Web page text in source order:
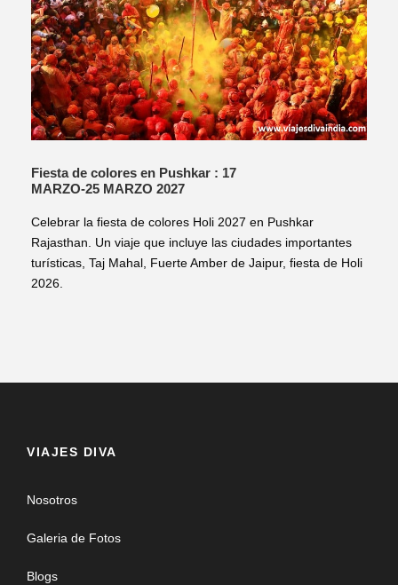
Fiesta de colores en Pushkar : 17
MARZO-25 MARZO 2027
Celebrar la fiesta de colores Holi 2027 en Pushkar
Rajasthan. Un viaje que incluye las ciudades importantes
turísticas, Taj Mahal, Fuerte Amber de Jaipur, fiesta de Holi
2026.
VIAJES DIVA
Nosotros
Galeria de Fotos
Blogs